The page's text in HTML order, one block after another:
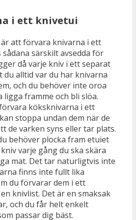
i ett knivetui
att förvara knivarna i ett
särskilt avsedda för
då varje kniv i ett separat
du alltid var du har knivarna
och du behöver inte oroa
ligga framme och bli slöa.
köksknivarna i ett
stoppa undan dem när de
de varken syns eller tar plats.
behöver plocka fram etuiet
varje gång du ska skära
mat. Det tar naturligtvis inte
finns inte fullt lika
du förvarar dem i ett
knivlist. Det är en smaksak
och du får helt enkelt
passar dig bäst.